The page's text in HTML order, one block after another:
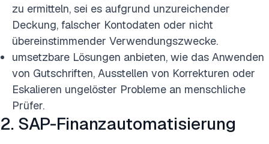
zu ermitteln, sei es aufgrund unzureichender
Deckung, falscher Kontodaten oder nicht
übereinstimmender Verwendungszwecke.
umsetzbare Lösungen anbieten, wie das Anwenden
von Gutschriften, Ausstellen von Korrekturen oder
Eskalieren ungelöster Probleme an menschliche
Prüfer.
2. SAP-Finanzautomatisierung